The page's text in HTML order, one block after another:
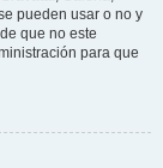
pueden usar o no y
que no este
para que